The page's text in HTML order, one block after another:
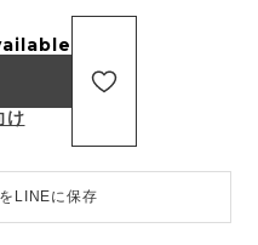
け
LINEに保存